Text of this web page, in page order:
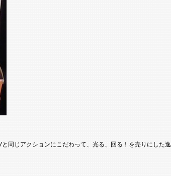
同じアクションにこだわって、光る、回る！を売りにした逸